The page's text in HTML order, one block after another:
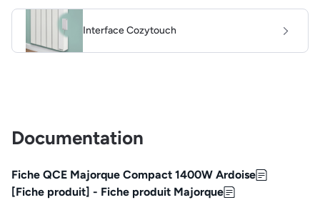
Interface Cozytouch
Documentation
Fiche QCE Majorque Compact 1400W Ardoise
[Fiche produit] - Fiche produit Majorque